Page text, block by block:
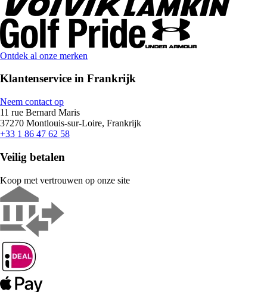
Ontdek al onze merken
Klantenservice in Frankrijk
Neem contact op
11 rue Bernard Maris
37270 Montlouis-sur-Loire, Frankrijk
+33 1 86 47 62 58
Veilig betalen
Koop met vertrouwen op onze site